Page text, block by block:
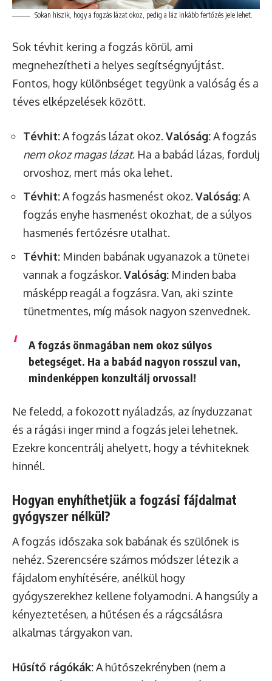
Sokan hiszik, hogy a fogzás lázat okoz, pedig a láz inkább fertőzés jele lehet.
Sok tévhit kering a fogzás körül, ami
megnehezítheti a helyes segítségnyújtást.
Fontos, hogy különbséget tegyünk a valóság és a
téves elképzelések között.
Tévhit:A fogzás lázat okoz. Valóság:A fogzás
nem okoz magas lázat. Ha a babád lázas, fordulj
orvoshoz, mert más oka lehet.
Tévhit:A fogzás hasmenést okoz. Valóság:A
fogzás enyhe hasmenést okozhat, de a súlyos
hasmenés fertőzésre utalhat.
Tévhit: Minden babának ugyanazok a tünetei
vannak a fogzáskor. Valóság: Minden baba
másképp reagál a fogzásra. Van, aki szinte
tünetmentes, míg mások nagyon szenvednek.
A fogzás önmagában nem okoz súlyos
betegséget. Ha a babád nagyon rosszul van,
mindenképpen konzultálj orvossal!
Ne feledd, a fokozott nyáladzás, az ínyduzzanat
és a rágási inger mind a fogzás jelei lehetnek.
Ezekre koncentrálj ahelyett, hogy a tévhiteknek
hinnél.
Hogyan enyhíthetjük a fogzási fájdalmat
gyógyszer nélkül?
A fogzás időszaka sok babának és szülőnek is
nehéz. Szerencsére számos módszer létezik a
fájdalom enyhítésére, anélkül hogy
gyógyszerekhez kellene folyamodni. A hangsúly a
kényeztetésen, a hűtésen és a rágcsálásra
alkalmas tárgyakon van.
Hűsítő rágókák:A hűtőszekrényben (nem a